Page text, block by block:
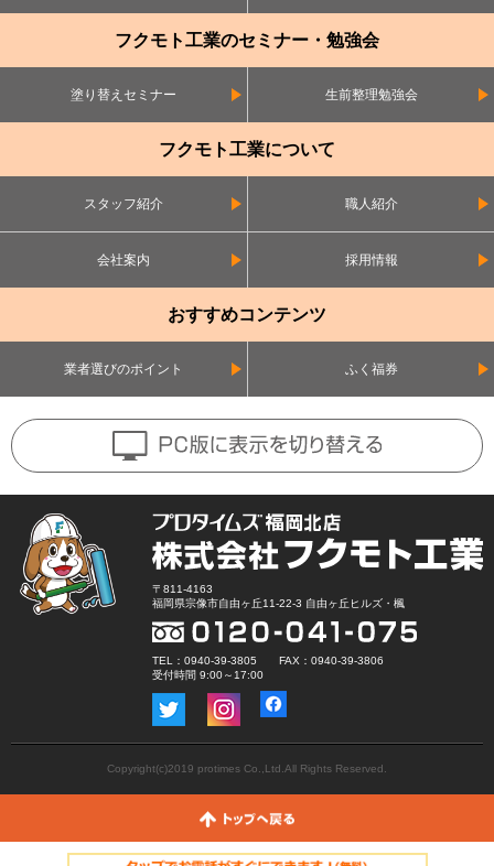
フクモト工業のセミナー・勉強会
塗り替えセミナー 生前整理勉強会
フクモト工業について
スタッフ紹介 職人紹介
会社案内 採用情報
おすすめコンテンツ
業者選びのポイント ふく福券
〒811-4163
福岡県宗像市自由ヶ丘11-22-3 自由ヶ丘ヒルズ・楓
TEL：0940-39-3805 FAX：0940-39-3806
受付時間 9:00～17:00
Copyright(c)2019 protimes Co.,Ltd.All Rights Reserved.